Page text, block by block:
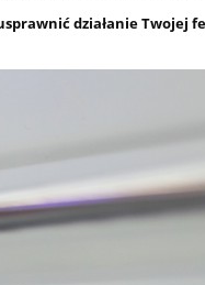
działanie Twojej